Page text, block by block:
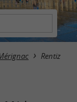
Rentiz